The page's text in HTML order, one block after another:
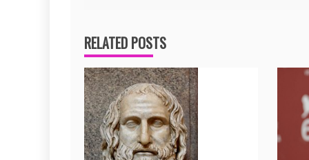
articole
RELATED POSTS